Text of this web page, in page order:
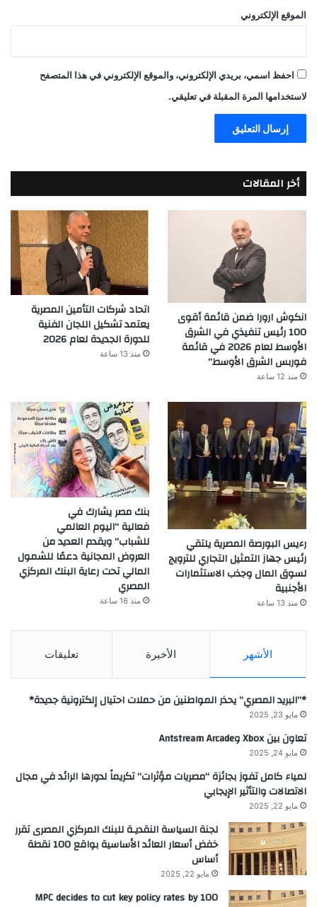
الموقع الإلكتروني
احفظ اسمي، بريدي الإلكتروني، والموقع الإلكتروني في هذا المتصفح
لاستخدامها المرة المقبلة في تعليقي.
أخر المقالات
انكوش ارورا ضمن قائمة أقوى
100 رئيس تنفيذي في الشرق
الأوسط لعام 2026 في قائمة
فوربس الشرق الأوسط”
منذ 12 ساعة
اتحاد شركات التأمين المصرية
يعتمد تشكيل اللجان الفنية
للدورة الجديدة لعام 2026
منذ 13 ساعة
رءيس البورصة المصرية يلتقي
رئيس جهاز التمثيل التجاري للترويج
لسوق المال وجذب الاستثمارات
الأجنبية
منذ 13 ساعة
بنك مصر يشارك في
فعالية “اليوم العالمي
للشباب” ويقدم العديد من
العروض المجانية دعمًا للشمول
المالي تحت رعاية البنك المركزي
المصري
منذ 16 ساعة
الأشهر الأخيرة تعليقات
*”البريد المصري” يحذر المواطنين من حملات احتيال إلكترونية جديدة*
مايو 23, 2025
تعاون بين Xbox وAntstream Arcade
مايو 24, 2025
لمياء كامل تفوز بجائزة “مصريات مؤثرات” تكريماً لدورها الرائد في مجال
الاتصالات والتأثير الإيجابي
مايو 22, 2025
لجنة السياسة النقديـة للبنك المركزي المصرى تقرر
خفض أسعار العائد الأساسية بواقع 100 نقطة
أساس
مايو 22, 2025
MPC decides to cut key policy rates by 100